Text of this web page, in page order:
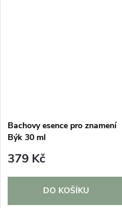
Bachovy esence pro znamení
Býk 30 ml
379 Kč
DO KOŠÍKU